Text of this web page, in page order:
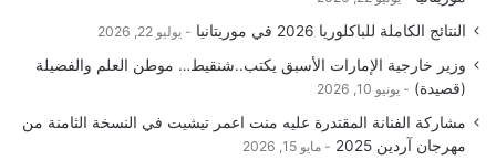
النتائج الكاملة للباكلوريا 2026 في موريتانيا يوليو 22, 2026
وزير خارجية الإمارات الأسبق يكتب..شنقيط… موطن العلم والفضيلة
(قصيدة)
يونيو 10, 2026
مشاركة الفنانة المقتدرة عليه منت اعمر تيشيت في النسخة الثامنة من
مهرجان آردين 2025
مايو 15, 2026